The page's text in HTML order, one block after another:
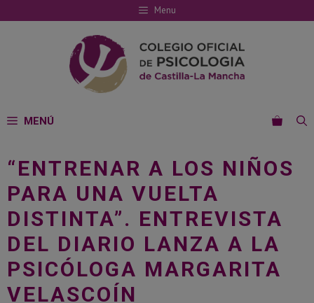
al
Menu
MENÚ
“ENTRENAR A LOS NIÑOS
PARA UNA VUELTA
DISTINTA”. ENTREVISTA
DEL DIARIO LANZA A LA
PSICÓLOGA MARGARITA
VELASCOÍN